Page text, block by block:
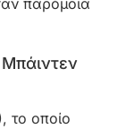
το οποίο